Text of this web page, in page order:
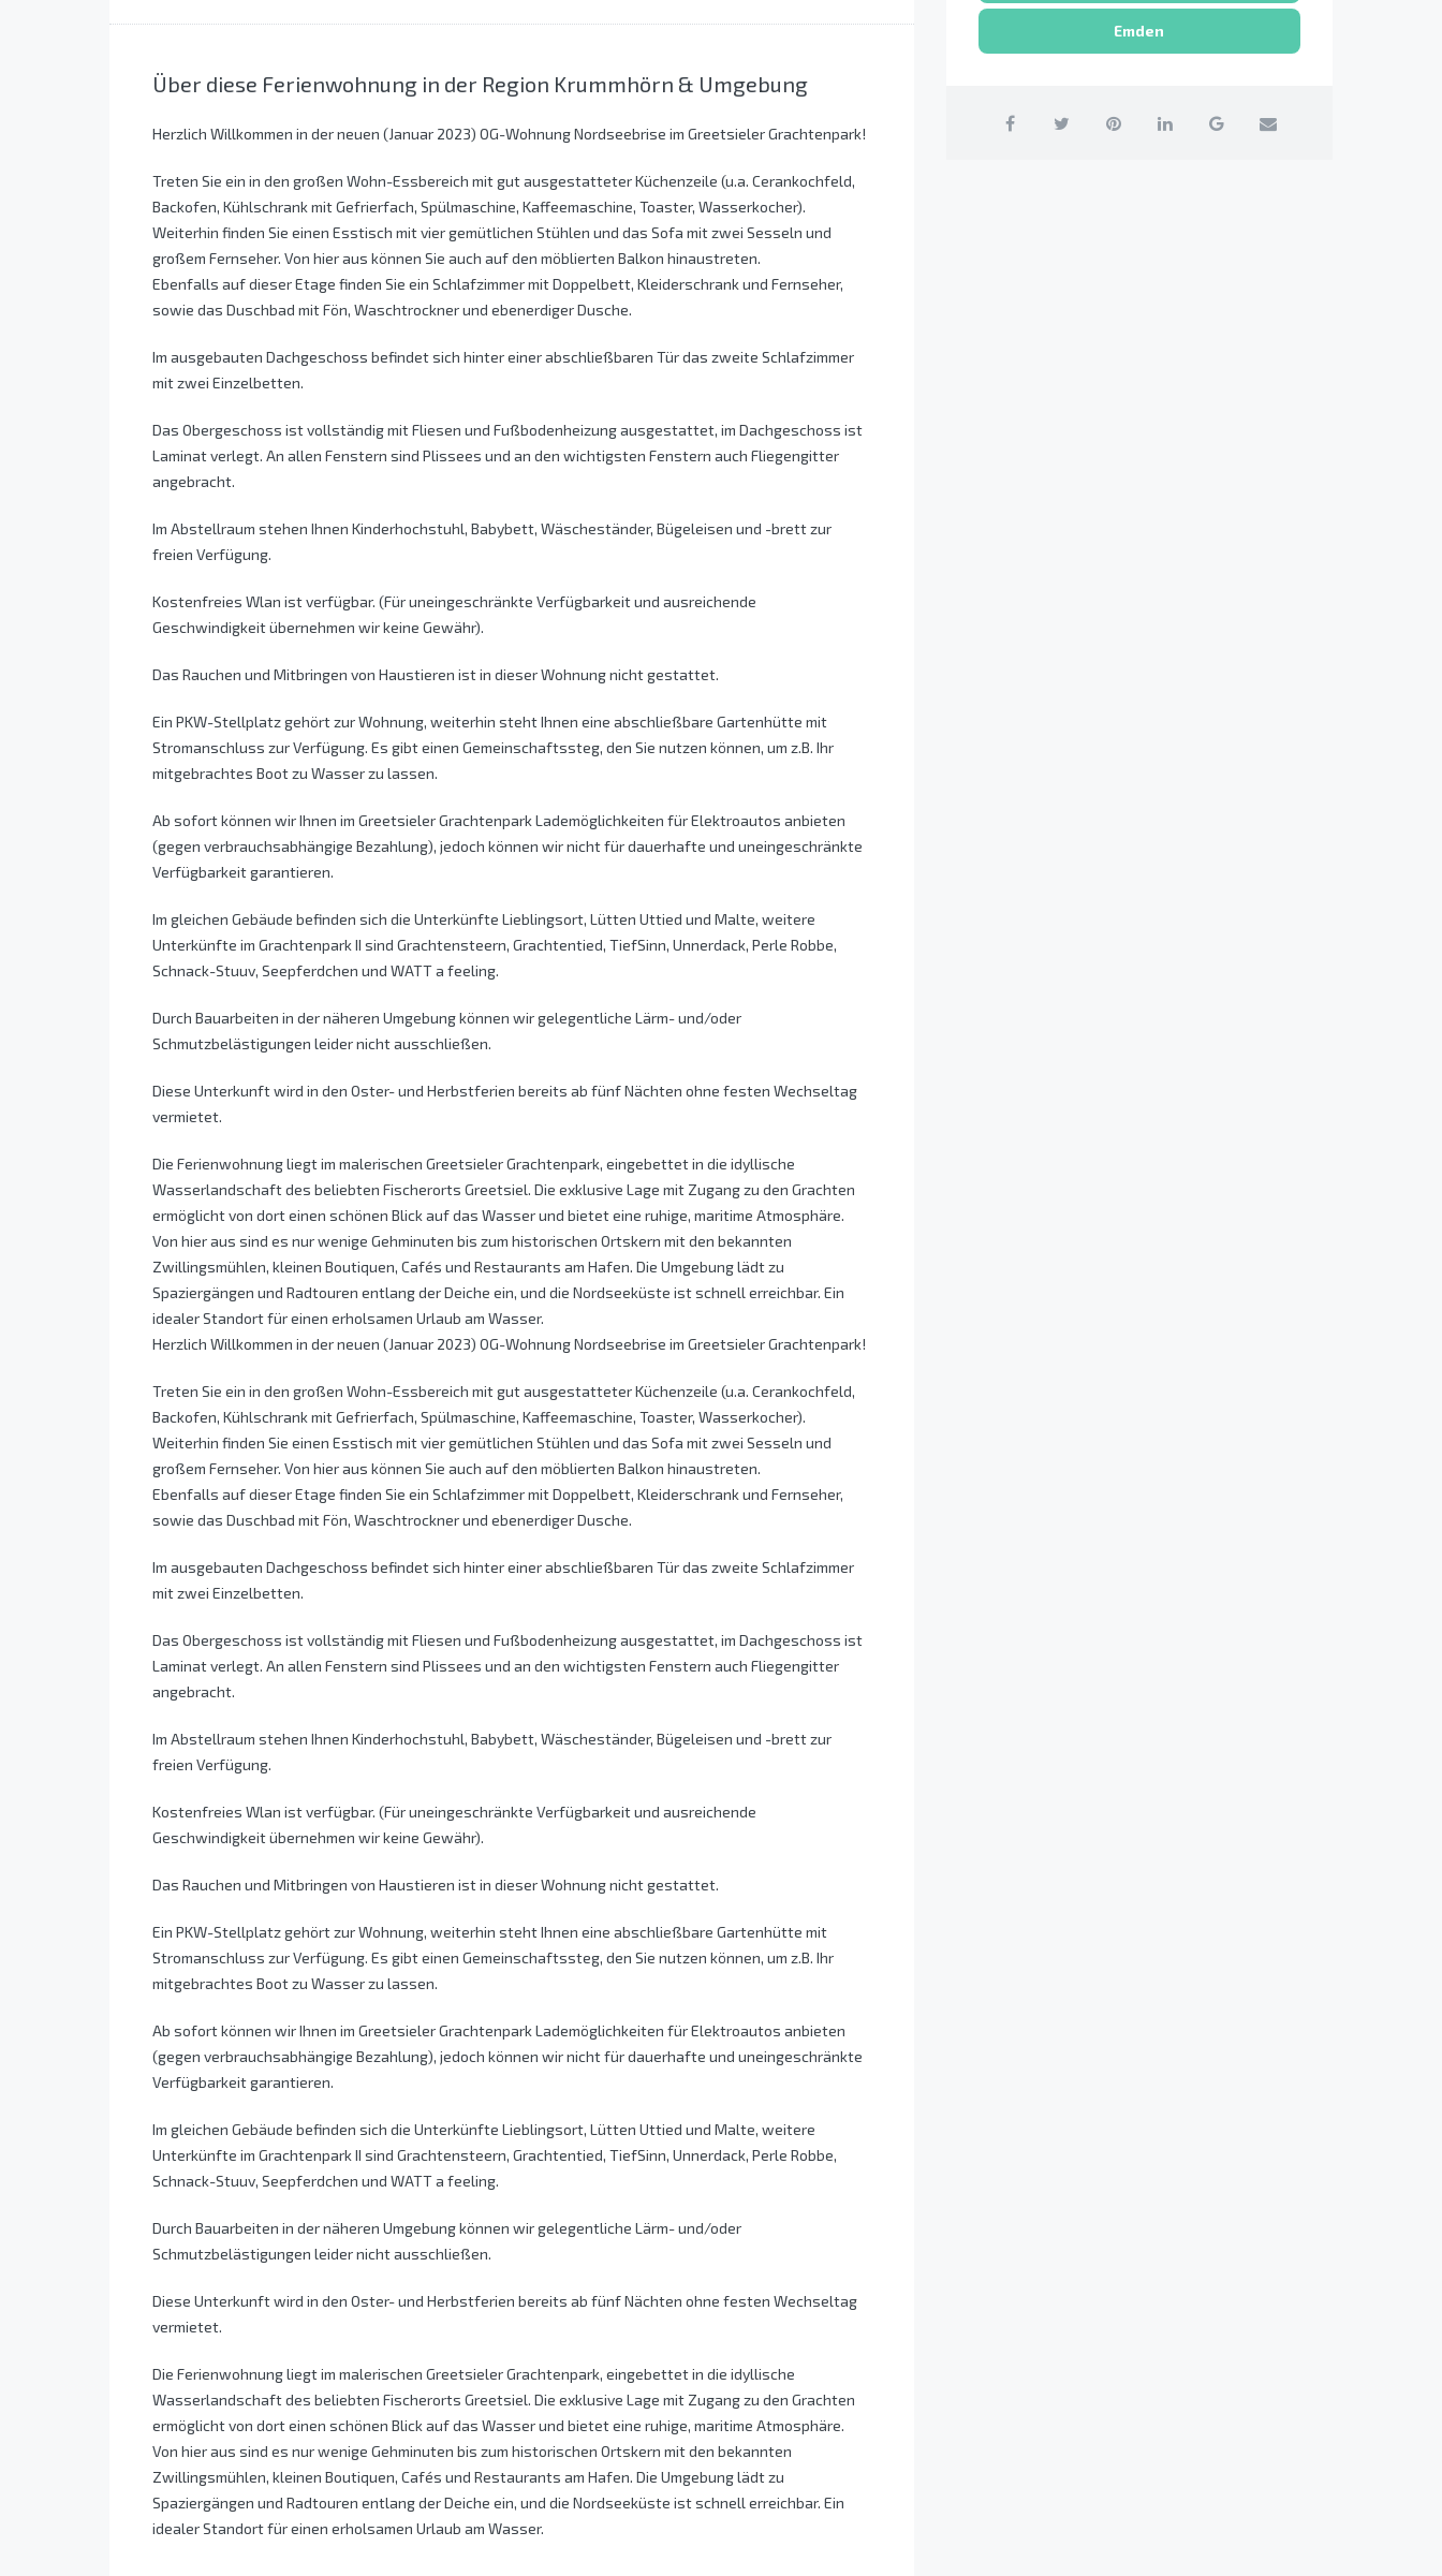
Über diese Ferienwohnung in der Region Krummhörn & Umgebung
Herzlich Willkommen in der neuen (Januar 2023) OG-Wohnung Nordseebrise im Greetsieler Grachtenpark!
Treten Sie ein in den großen Wohn-Essbereich mit gut ausgestatteter Küchenzeile (u.a. Cerankochfeld,
Backofen, Kühlschrank mit Gefrierfach, Spülmaschine, Kaffeemaschine, Toaster, Wasserkocher).
Weiterhin finden Sie einen Esstisch mit vier gemütlichen Stühlen und das Sofa mit zwei Sesseln und
großem Fernseher. Von hier aus können Sie auch auf den möblierten Balkon hinaustreten.
Ebenfalls auf dieser Etage finden Sie ein Schlafzimmer mit Doppelbett, Kleiderschrank und Fernseher,
sowie das Duschbad mit Fön, Waschtrockner und ebenerdiger Dusche.
Im ausgebauten Dachgeschoss befindet sich hinter einer abschließbaren Tür das zweite Schlafzimmer
mit zwei Einzelbetten.
Das Obergeschoss ist vollständig mit Fliesen und Fußbodenheizung ausgestattet, im Dachgeschoss ist
Laminat verlegt. An allen Fenstern sind Plissees und an den wichtigsten Fenstern auch Fliegengitter
angebracht.
Im Abstellraum stehen Ihnen Kinderhochstuhl, Babybett, Wäscheständer, Bügeleisen und -brett zur
freien Verfügung.
Kostenfreies Wlan ist verfügbar. (Für uneingeschränkte Verfügbarkeit und ausreichende
Geschwindigkeit übernehmen wir keine Gewähr).
Das Rauchen und Mitbringen von Haustieren ist in dieser Wohnung nicht gestattet.
Ein PKW-Stellplatz gehört zur Wohnung, weiterhin steht Ihnen eine abschließbare Gartenhütte mit
Stromanschluss zur Verfügung. Es gibt einen Gemeinschaftssteg, den Sie nutzen können, um z.B. Ihr
mitgebrachtes Boot zu Wasser zu lassen.
Ab sofort können wir Ihnen im Greetsieler Grachtenpark Lademöglichkeiten für Elektroautos anbieten
(gegen verbrauchsabhängige Bezahlung), jedoch können wir nicht für dauerhafte und uneingeschränkte
Verfügbarkeit garantieren.
Im gleichen Gebäude befinden sich die Unterkünfte Lieblingsort, Lütten Uttied und Malte, weitere
Unterkünfte im Grachtenpark II sind Grachtensteern, Grachtentied, TiefSinn, Unnerdack, Perle Robbe,
Schnack-Stuuv, Seepferdchen und WATT a feeling.
Durch Bauarbeiten in der näheren Umgebung können wir gelegentliche Lärm- und/oder
Schmutzbelästigungen leider nicht ausschließen.
Diese Unterkunft wird in den Oster- und Herbstferien bereits ab fünf Nächten ohne festen Wechseltag
vermietet.
Die Ferienwohnung liegt im malerischen Greetsieler Grachtenpark, eingebettet in die idyllische
Wasserlandschaft des beliebten Fischerorts Greetsiel. Die exklusive Lage mit Zugang zu den Grachten
ermöglicht von dort einen schönen Blick auf das Wasser und bietet eine ruhige, maritime Atmosphäre.
Von hier aus sind es nur wenige Gehminuten bis zum historischen Ortskern mit den bekannten
Zwillingsmühlen, kleinen Boutiquen, Cafés und Restaurants am Hafen. Die Umgebung lädt zu
Spaziergängen und Radtouren entlang der Deiche ein, und die Nordseeküste ist schnell erreichbar. Ein
idealer Standort für einen erholsamen Urlaub am Wasser.
Herzlich Willkommen in der neuen (Januar 2023) OG-Wohnung Nordseebrise im Greetsieler Grachtenpark!
Treten Sie ein in den großen Wohn-Essbereich mit gut ausgestatteter Küchenzeile (u.a. Cerankochfeld,
Backofen, Kühlschrank mit Gefrierfach, Spülmaschine, Kaffeemaschine, Toaster, Wasserkocher).
Weiterhin finden Sie einen Esstisch mit vier gemütlichen Stühlen und das Sofa mit zwei Sesseln und
großem Fernseher. Von hier aus können Sie auch auf den möblierten Balkon hinaustreten.
Ebenfalls auf dieser Etage finden Sie ein Schlafzimmer mit Doppelbett, Kleiderschrank und Fernseher,
sowie das Duschbad mit Fön, Waschtrockner und ebenerdiger Dusche.
Im ausgebauten Dachgeschoss befindet sich hinter einer abschließbaren Tür das zweite Schlafzimmer
mit zwei Einzelbetten.
Das Obergeschoss ist vollständig mit Fliesen und Fußbodenheizung ausgestattet, im Dachgeschoss ist
Laminat verlegt. An allen Fenstern sind Plissees und an den wichtigsten Fenstern auch Fliegengitter
angebracht.
Im Abstellraum stehen Ihnen Kinderhochstuhl, Babybett, Wäscheständer, Bügeleisen und -brett zur
freien Verfügung.
Kostenfreies Wlan ist verfügbar. (Für uneingeschränkte Verfügbarkeit und ausreichende
Geschwindigkeit übernehmen wir keine Gewähr).
Das Rauchen und Mitbringen von Haustieren ist in dieser Wohnung nicht gestattet.
Ein PKW-Stellplatz gehört zur Wohnung, weiterhin steht Ihnen eine abschließbare Gartenhütte mit
Stromanschluss zur Verfügung. Es gibt einen Gemeinschaftssteg, den Sie nutzen können, um z.B. Ihr
mitgebrachtes Boot zu Wasser zu lassen.
Ab sofort können wir Ihnen im Greetsieler Grachtenpark Lademöglichkeiten für Elektroautos anbieten
(gegen verbrauchsabhängige Bezahlung), jedoch können wir nicht für dauerhafte und uneingeschränkte
Verfügbarkeit garantieren.
Im gleichen Gebäude befinden sich die Unterkünfte Lieblingsort, Lütten Uttied und Malte, weitere
Unterkünfte im Grachtenpark II sind Grachtensteern, Grachtentied, TiefSinn, Unnerdack, Perle Robbe,
Schnack-Stuuv, Seepferdchen und WATT a feeling.
Durch Bauarbeiten in der näheren Umgebung können wir gelegentliche Lärm- und/oder
Schmutzbelästigungen leider nicht ausschließen.
Diese Unterkunft wird in den Oster- und Herbstferien bereits ab fünf Nächten ohne festen Wechseltag
vermietet.
Die Ferienwohnung liegt im malerischen Greetsieler Grachtenpark, eingebettet in die idyllische
Wasserlandschaft des beliebten Fischerorts Greetsiel. Die exklusive Lage mit Zugang zu den Grachten
ermöglicht von dort einen schönen Blick auf das Wasser und bietet eine ruhige, maritime Atmosphäre.
Von hier aus sind es nur wenige Gehminuten bis zum historischen Ortskern mit den bekannten
Zwillingsmühlen, kleinen Boutiquen, Cafés und Restaurants am Hafen. Die Umgebung lädt zu
Spaziergängen und Radtouren entlang der Deiche ein, und die Nordseeküste ist schnell erreichbar. Ein
idealer Standort für einen erholsamen Urlaub am Wasser.
Emden